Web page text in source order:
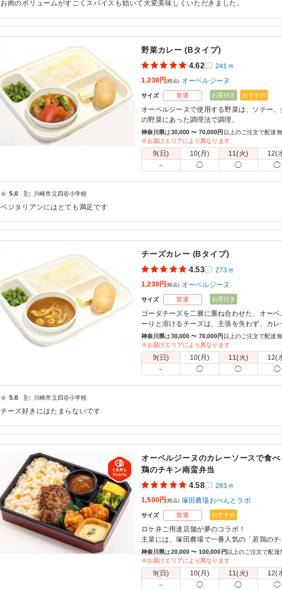
粧箱)」をご参照ください。各商品共通のケ
お肉のボリュームがすごくスパイスも効いて大変美味しくいただきました。
ご利用シーン：－ 神奈川
野菜カレー (Bタイプ)
4.62
241 件
1,238円(税込) オーベルジーヌ
サイズ 普通 お茶付き おすすめ
オーベルジーヌで使用する野菜は、ソテー
の野菜にあった調理法で調理。
大きめにカットしているので、ゴロゴロした
す。（野菜の内容は季節によって異なる場合
※喫食までにバターが溶けてしまう場合が
きるご用意をお願い致します。
※オプションにて店舗ロゴ入りの紙のスリ
また、画像サンプルはカテゴリ：「オプシ
粧箱)」をご参照ください。各商品共通のケ
神奈川県は30,000 〜 70,000円 以上のご注文で配達
※お届けエリアにより異なります
9(日) 10(月) 11(火) 12(
－ ◯ ◯ ◯
5.0 川崎市立四谷小学校
ベジタリアンにはとても満足です
ご利用シーン：懇親会›送別会 神奈川県
チーズカレー (Bタイプ)
4.53
273 件
1,238円(税込) オーベルジーヌ
サイズ 普通 お茶付き
ゴーダチーズを二層に重ね合わせた、オー
ーりと溶けるチーズは、主張を失わず、カ
プ。
チーズ好きな方には、一度は召し上がってい
※喫食までにバターが溶けてしまう場合が
きるご用意をお願い致します。
※オプションにて店舗ロゴ入りの紙のスリ
また、画像サンプルはカテゴリ：「オプシ
粧箱)」をご参照ください。各商品共通のケ
神奈川県は30,000 〜 70,000円 以上のご注文で配達
※お届けエリアにより異なります
9(日) 10(月) 11(火) 12(
－ ◯ ◯ ◯
5.0 川崎市立四谷小学校
チーズ好きにはたまらないです
ご利用シーン：懇親会›送別会 神奈川県
オーベルジーヌのカレーソースで食
鶏のチキン南蛮弁当
4.58
283 件
1,500円(税込) 塚田農場おべんとラボ
サイズ 普通 おすすめ
ロケ弁ご用達店舗が夢のコラボ！
主菜には、塚田農場で一番人気の「若鶏の
牛と宮崎県産のブランド豚「まるみ豚」を使
に盛り合わせました。
オーベルジーヌの特製欧風カレーソースは
りと深いコクが最大の特徴。
神奈川県は20,000 〜 100,000円 以上のご注文で配達
※お届けエリアにより異なります
9(日) 10(月) 11(火) 12(
－ ◯ ◯ ◯